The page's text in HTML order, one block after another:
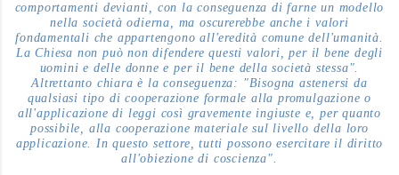
comportamenti devianti, con la conseguenza di farne un modello
nella società odierna, ma oscurerebbe anche i valori
fondamentali che appartengono all'eredità comune dell'umanità.
La Chiesa non può non difendere questi valori, per il bene degli
uomini e delle donne e per il bene della società stessa".
Altrettanto chiara è la conseguenza: "Bisogna astenersi da
qualsiasi tipo di cooperazione formale alla promulgazione o
all'applicazione di leggi così gravemente ingiuste e, per quanto
possibile, alla cooperazione materiale sul livello della loro
applicazione. In questo settore, tutti possono esercitare il diritto
all'obiezione di coscienza".